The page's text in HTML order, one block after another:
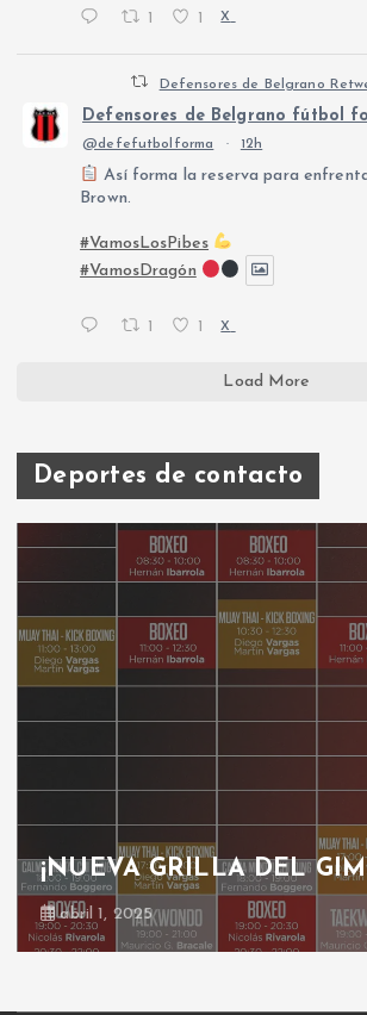
1 1 X
Defensores de Belgrano
Defensores de Belgrano fútbol
@defefutbolforma · 12h
Así forma la reserva para
Brown.
#VamosLosPibes
#VamosDragón
X
Load More
Deportes de contacto
¡NUEVA GRILLA DEL
abril 1, 2025